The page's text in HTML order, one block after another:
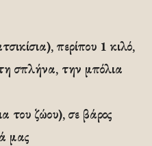
περίπου 1 κιλό,
σπλήνα, την μπόλια
του ζώου), σε βάρος
μας